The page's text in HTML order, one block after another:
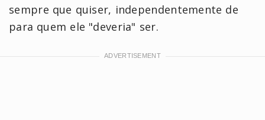
sempre que quiser, independentemente de
para quem ele "deveria" ser.